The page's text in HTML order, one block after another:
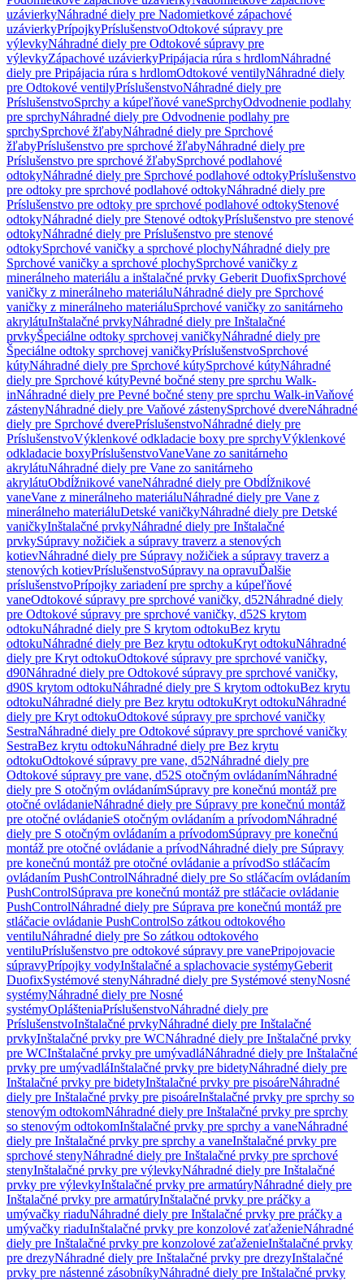
uzávierkyNáhradné diely pre Nadomietkové zápachové
uzávierkyPrípojkyPríslušenstvoOdtokové súpravy pre
výlevkyNáhradné diely pre Odtokové súpravy pre
výlevkyZápachové uzávierkyPripájacia rúra s hrdlomNáhradné
diely pre Pripájacia rúra s hrdlomOdtokové ventilyNáhradné diely
pre Odtokové ventilyPríslušenstvoNáhradné diely pre
PríslušenstvoSprchy a kúpeľňové vaneSprchyOdvodnenie podlahy
pre sprchyNáhradné diely pre Odvodnenie podlahy pre
sprchySprchové žľabyNáhradné diely pre Sprchové
žľabyPríslušenstvo pre sprchové žľabyNáhradné diely pre
Príslušenstvo pre sprchové žľabySprchové podlahové
odtokyNáhradné diely pre Sprchové podlahové odtokyPríslušenstvo
pre odtoky pre sprchové podlahové odtokyNáhradné diely pre
Príslušenstvo pre odtoky pre sprchové podlahové odtokyStenové
odtokyNáhradné diely pre Stenové odtokyPríslušenstvo pre stenové
odtokyNáhradné diely pre Príslušenstvo pre stenové
odtokySprchové vaničky a sprchové plochyNáhradné diely pre
Sprchové vaničky a sprchové plochySprchové vaničky z
minerálneho materiálu a inštalačné prvky Geberit DuofixSprchové
vaničky z minerálneho materiáluNáhradné diely pre Sprchové
vaničky z minerálneho materiáluSprchové vaničky zo sanitárneho
akrylátuInštalačné prvkyNáhradné diely pre Inštalačné
prvkyŠpeciálne odtoky sprchovej vaničkyNáhradné diely pre
Špeciálne odtoky sprchovej vaničkyPríslušenstvoSprchové
kútyNáhradné diely pre Sprchové kútySprchové kútyNáhradné
diely pre Sprchové kútyPevné bočné steny pre sprchu Walk-
inNáhradné diely pre Pevné bočné steny pre sprchu Walk-inVaňové
zástenyNáhradné diely pre Vaňové zástenySprchové dvereNáhradné
diely pre Sprchové dverePríslušenstvoNáhradné diely pre
PríslušenstvoVýklenkové odkladacie boxy pre sprchyVýklenkové
odkladacie boxyPríslušenstvoVaneVane zo sanitárneho
akrylátuNáhradné diely pre Vane zo sanitárneho
akrylátuObdĺžnikové vaneNáhradné diely pre Obdĺžnikové
vaneVane z minerálneho materiáluNáhradné diely pre Vane z
minerálneho materiáluDetské vaničkyNáhradné diely pre Detské
vaničkyInštalačné prvkyNáhradné diely pre Inštalačné
prvkySúpravy nožičiek a súpravy traverz a stenových
kotievNáhradné diely pre Súpravy nožičiek a súpravy traverz a
stenových kotievPríslušenstvoSúpravy na opravuĎalšie
príslušenstvoPrípojky zariadení pre sprchy a kúpeľňové
vaneOdtokové súpravy pre sprchové vaničky, d52Náhradné diely
pre Odtokové súpravy pre sprchové vaničky, d52S krytom
odtokuNáhradné diely pre S krytom odtokuBez krytu
odtokuNáhradné diely pre Bez krytu odtokuKryt odtokuNáhradné
diely pre Kryt odtokuOdtokové súpravy pre sprchové vaničky,
d90Náhradné diely pre Odtokové súpravy pre sprchové vaničky,
d90S krytom odtokuNáhradné diely pre S krytom odtokuBez krytu
odtokuNáhradné diely pre Bez krytu odtokuKryt odtokuNáhradné
diely pre Kryt odtokuOdtokové súpravy pre sprchové vaničky
SestraNáhradné diely pre Odtokové súpravy pre sprchové vaničky
SestraBez krytu odtokuNáhradné diely pre Bez krytu
odtokuOdtokové súpravy pre vane, d52Náhradné diely pre
Odtokové súpravy pre vane, d52S otočným ovládanímNáhradné
diely pre S otočným ovládanímSúpravy pre konečnú montáž pre
otočné ovládanieNáhradné diely pre Súpravy pre konečnú montáž
pre otočné ovládanieS otočným ovládaním a prívodomNáhradné
diely pre S otočným ovládaním a prívodomSúpravy pre konečnú
montáž pre otočné ovládanie a prívodNáhradné diely pre Súpravy
pre konečnú montáž pre otočné ovládanie a prívodSo stláčacím
ovládaním PushControlNáhradné diely pre So stláčacím ovládaním
PushControlSúprava pre konečnú montáž pre stláčacie ovládanie
PushControlNáhradné diely pre Súprava pre konečnú montáž pre
stláčacie ovládanie PushControlSo zátkou odtokového
ventiluNáhradné diely pre So zátkou odtokového
ventiluPríslušenstvo pre odtokové súpravy pre vanePripojovacie
súpravyPrípojky vodyInštalačné a splachovacie systémyGeberit
DuofixSystémové stenyNáhradné diely pre Systémové stenyNosné
systémyNáhradné diely pre Nosné
systémyOplášteniaPríslušenstvoNáhradné diely pre
PríslušenstvoInštalačné prvkyNáhradné diely pre Inštalačné
prvkyInštalačné prvky pre WCNáhradné diely pre Inštalačné prvky
pre WCInštalačné prvky pre umývadláNáhradné diely pre Inštalačné
prvky pre umývadláInštalačné prvky pre bidetyNáhradné diely pre
Inštalačné prvky pre bidetyInštalačné prvky pre pisoáreNáhradné
diely pre Inštalačné prvky pre pisoáreInštalačné prvky pre sprchy so
stenovým odtokomNáhradné diely pre Inštalačné prvky pre sprchy
so stenovým odtokomInštalačné prvky pre sprchy a vaneNáhradné
diely pre Inštalačné prvky pre sprchy a vaneInštalačné prvky pre
sprchové stenyNáhradné diely pre Inštalačné prvky pre sprchové
stenyInštalačné prvky pre výlevkyNáhradné diely pre Inštalačné
prvky pre výlevkyInštalačné prvky pre armatúryNáhradné diely pre
Inštalačné prvky pre armatúryInštalačné prvky pre práčky a
umývačky riaduNáhradné diely pre Inštalačné prvky pre práčky a
umývačky riaduInštalačné prvky pre konzolové zaťaženieNáhradné
diely pre Inštalačné prvky pre konzolové zaťaženieInštalačné prvky
pre drezyNáhradné diely pre Inštalačné prvky pre drezyInštalačné
prvky pre nástenné zásobníkyNáhradné diely pre Inštalačné prvky